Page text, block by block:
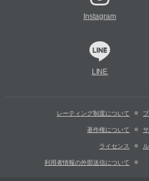
Instagram
LINE
レーティング制度について
著作権について
ライセンス
利用者情報の外部送信について